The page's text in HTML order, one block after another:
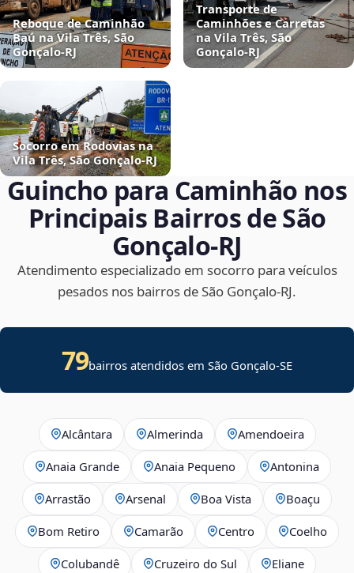
Reboque de Caminhão
Baú na Vila Três, São
Gonçalo‑RJ
Transporte de
Caminhões e Carretas
na Vila Três, São
Gonçalo‑RJ
Socorro em Rodovias na
Vila Três, São Gonçalo‑RJ
Guincho para Caminhão nos
Principais Bairros de São
Gonçalo‑RJ
Atendimento especializado em socorro para veículos
pesados nos bairros de São Gonçalo‑RJ.
79bairros atendidos emSão Gonçalo-SE
Alcântara Almerinda Amendoeira
Anaia Grande Anaia Pequeno Antonina
Arrastão Arsenal Boa Vista Boaçu
Bom Retiro Camarão Centro Coelho
Colubandê Cruzeiro do Sul Eliane